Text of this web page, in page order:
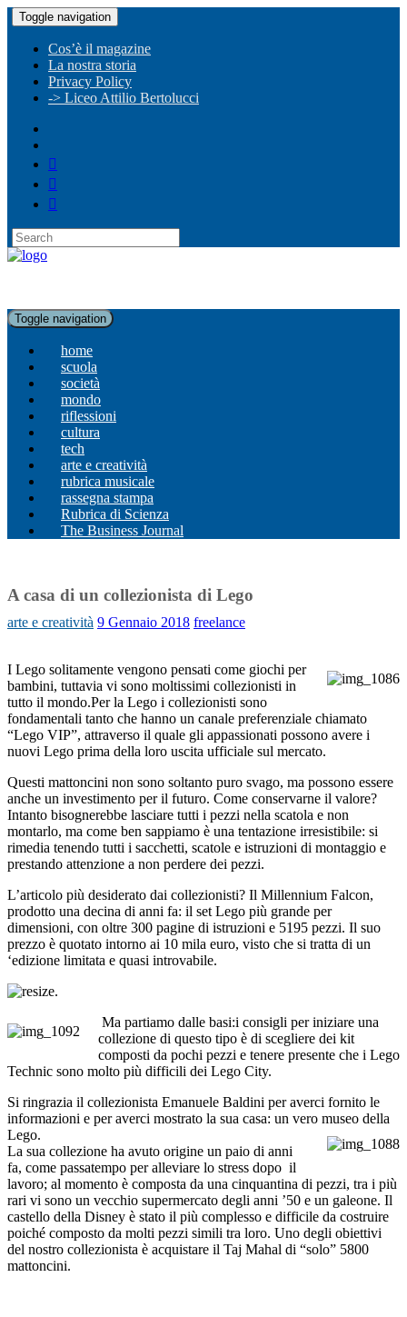
Toggle navigation
Cos’è il magazine
La nostra storia
Privacy Policy
-> Liceo Attilio Bertolucci
Toggle navigation
home
scuola
società
mondo
riflessioni
cultura
tech
arte e creatività
rubrica musicale
rassegna stampa
Rubrica di Scienza
The Business Journal
A casa di un collezionista di Lego
arte e creatività 9 Gennaio 2018 freelance
I Lego solitamente vengono pensati come giochi per
bambini, tuttavia vi sono moltissimi collezionisti in
tutto il mondo.Per la Lego i collezionisti sono
fondamentali tanto che hanno un canale preferenziale chiamato
“Lego VIP”, attraverso il quale gli appassionati possono avere i
nuovi Lego prima della loro uscita ufficiale sul mercato.
Questi mattoncini non sono soltanto puro svago, ma possono essere
anche un investimento per il futuro. Come conservarne il valore?
Intanto bisognerebbe lasciare tutti i pezzi nella scatola e non
montarlo, ma come ben sappiamo è una tentazione irresistibile: si
rimedia tenendo tutti i sacchetti, scatole e istruzioni di montaggio e
prestando attenzione a non perdere dei pezzi.
L’articolo più desiderato dai collezionisti? Il Millennium Falcon,
prodotto una decina di anni fa: il set Lego più grande per
dimensioni, con oltre 300 pagine di istruzioni e 5195 pezzi. Il suo
prezzo è quotato intorno ai 10 mila euro, visto che si tratta di un
‘edizione limitata e quasi introvabile.
.
Ma partiamo dalle basi:i consigli per iniziare una
collezione di questo tipo è di scegliere dei kit
composti da pochi pezzi e tenere presente che i Lego
Technic sono molto più difficili dei Lego City.
Si ringrazia il collezionista Emanuele Baldini per averci fornito le
informazioni e per averci mostrato la sua casa: un vero museo della
Lego.
La sua collezione ha avuto origine un paio di anni
fa, come passatempo per alleviare lo stress dopo il
lavoro; al momento è composta da una cinquantina di pezzi, tra i più
rari vi sono un vecchio supermercato degli anni ’50 e un galeone. Il
castello della Disney è stato il più complesso e difficile da costruire
poiché composto da molti pezzi simili tra loro. Uno degli obiettivi
del nostro collezionista è acquistare il Taj Mahal di “solo” 5800
mattoncini.